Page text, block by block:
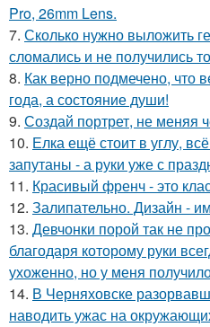
Pro, 26mm Lens.
7. Сколько нужно выложить
сломались и не получились
8. Как верно подмечено, что
года, а состояние души!
9. Создай портрет, не меняя
10. Елка ещё стоит в углу,
запутаны - а руки уже с
11. Красивый френч - это
12. Залипательно. Дизайн -
13. Девчонки порой так не
благодаря которому руки
ухоженно, но у меня
14. В Черняховске
наводить ужас на